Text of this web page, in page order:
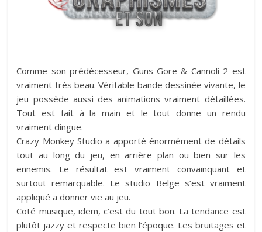
Comme son prédécesseur, Guns Gore & Cannoli 2 est
vraiment très beau. Véritable bande dessinée vivante, le
jeu possède aussi des animations vraiment détaillées.
Tout est fait à la main et le tout donne un rendu
vraiment dingue.
Crazy Monkey Studio a apporté énormément de détails
tout au long du jeu, en arrière plan ou bien sur les
ennemis. Le résultat est vraiment convainquant et
surtout remarquable. Le studio Belge s’est vraiment
appliqué a donner vie au jeu.
Coté musique, idem, c’est du tout bon. La tendance est
plutôt jazzy et respecte bien l’époque. Les bruitages et